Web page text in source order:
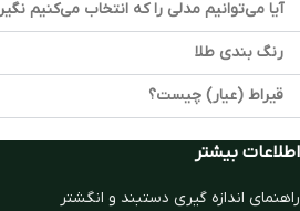
آیا می‌توانیم مدلی را که انتخاب می‌کنیم
رنگ بندی طلا
قیراط (عیار) چیست؟
اطلاعات بیشتر
راهنمای اندازه گیری دستبند و انگشتر